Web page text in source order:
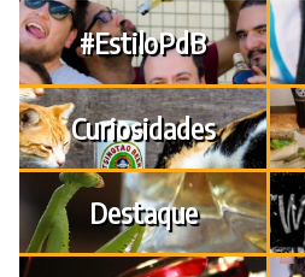
#EstiloPdB
Curiosidades
Destaque